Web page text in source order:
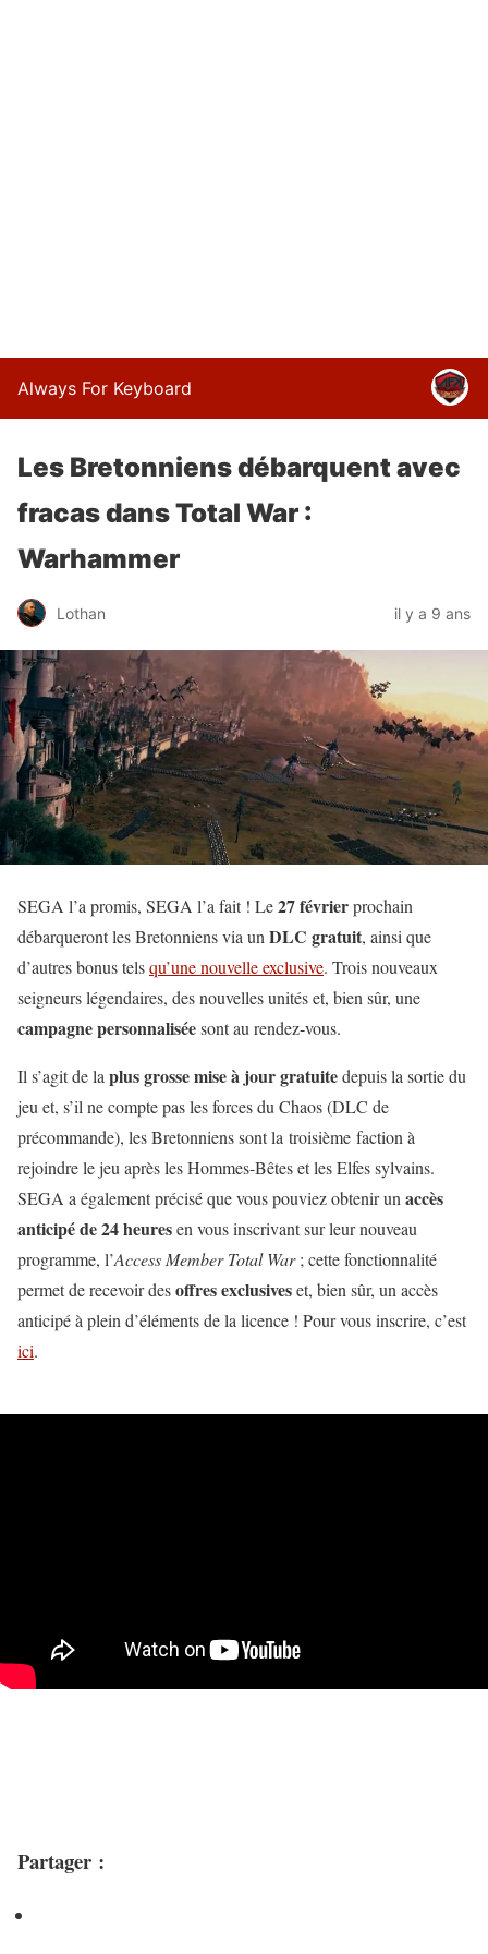
Always For Keyboard
Les Bretonniens débarquent avec
fracas dans Total War :
Warhammer
Lothan il y a 9 ans
SEGA l’a promis, SEGA l’a fait ! Le27 févrierprochain
débarqueront les Bretonniens via un DLC gratuit, ainsi que
d’autres bonus telsqu’une nouvelle exclusive. Trois nouveaux
seigneurs légendaires, des nouvelles unités et, bien sûr, une
campagne personnaliséesont au rendez-vous.
Il s’agit de la plus grosse mise à jour gratuitedepuis la sortie du
jeu et, s’il ne compte pas les forces du Chaos (DLC de
précommande), les Bretonniens sont la troisième faction à
rejoindre le jeu après les Hommes-Bêtes et les Elfes sylvains.
SEGA a également précisé que vous pouviez obtenir un accès
anticipé de 24 heuresen vous inscrivant sur leur nouveau
programme, l’Access Member Total War; cette fonctionnalité
permet de recevoir desoffres exclusiveset, bien sûr, un accès
anticipé à plein d’éléments de la licence ! Pour vous inscrire, c’est
ici.
Partager :